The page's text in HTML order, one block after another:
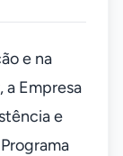
e na
a Empresa
e